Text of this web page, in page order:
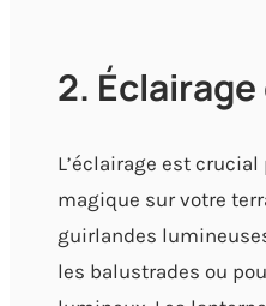
2.
L’éclairage est
magique sur votre
guirlandes
les balustrades ou